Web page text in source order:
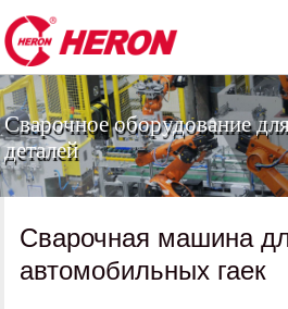
Сварочное оборудование
деталей
Сварочная машина
автомобильных гаек